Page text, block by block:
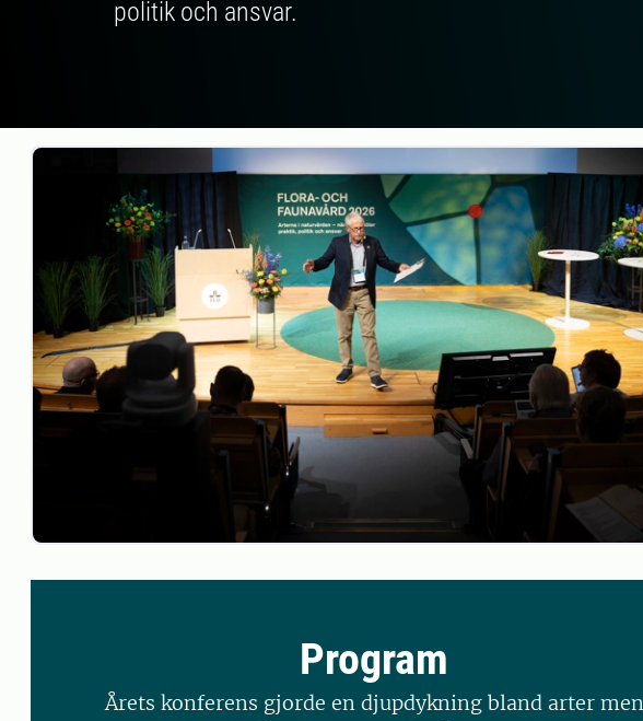
politik och ansvar.
Program
Årets konferens gjorde en djupdykning bland arter men